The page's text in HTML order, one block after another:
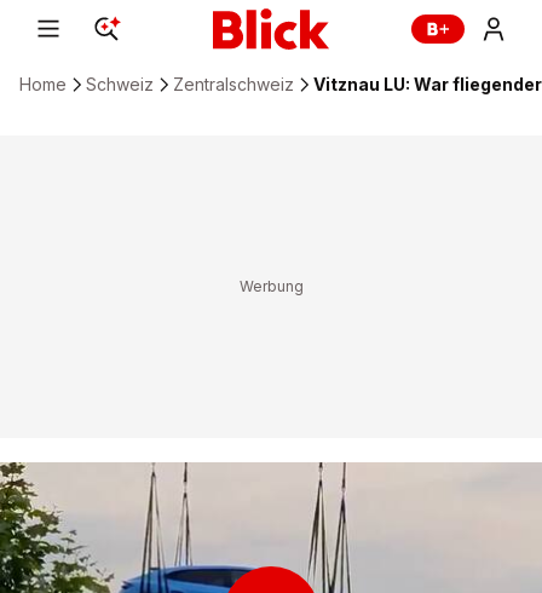
Home Schweiz Zentralschweiz Vitznau LU: War